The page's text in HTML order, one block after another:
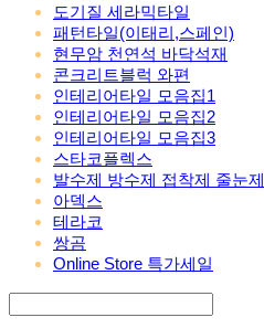
도기질 세라믹타일
패턴타일(이태리,스페인)
현무암 천연석 바닥석재
콘크리트블럭 와편
인테리어타일 모음집1
인테리어타일 모음집2
인테리어타일 모음집3
스타코플렉스
발수제 방수제 접착제 줄눈제
아덱스
테라코
쌍곰
Online Store 특가세일